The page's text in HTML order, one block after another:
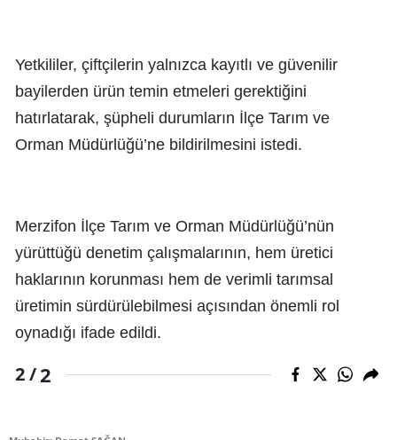
Yetkililer, çiftçilerin yalnızca kayıtlı ve güvenilir
bayilerden ürün temin etmeleri gerektiğini
hatırlatarak, şüpheli durumların İlçe Tarım ve
Orman Müdürlüğü’ne bildirilmesini istedi.
Merzifon İlçe Tarım ve Orman Müdürlüğü’nün
yürüttüğü denetim çalışmalarının, hem üretici
haklarının korunması hem de verimli tarımsal
üretimin sürdürülebilmesi açısından önemli rol
oynadığı ifade edildi.
2 /2